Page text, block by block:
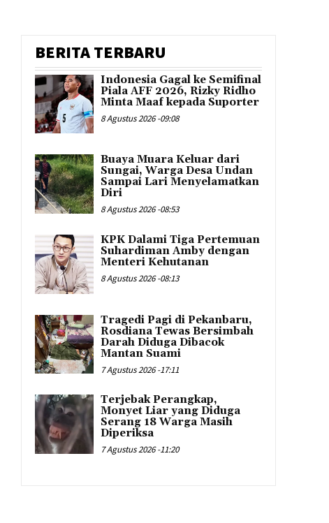
BERITA TERBARU
Indonesia Gagal ke Semifinal
Piala AFF 2026, Rizky Ridho
Minta Maaf kepada Suporter
8 Agustus 2026 -09:08
Buaya Muara Keluar dari
Sungai, Warga Desa Undan
Sampai Lari Menyelamatkan
Diri
8 Agustus 2026 -08:53
KPK Dalami Tiga Pertemuan
Suhardiman Amby dengan
Menteri Kehutanan
8 Agustus 2026 -08:13
Tragedi Pagi di Pekanbaru,
Rosdiana Tewas Bersimbah
Darah Diduga Dibacok
Mantan Suami
7 Agustus 2026 -17:11
Terjebak Perangkap,
Monyet Liar yang Diduga
Serang 18 Warga Masih
Diperiksa
7 Agustus 2026 -11:20